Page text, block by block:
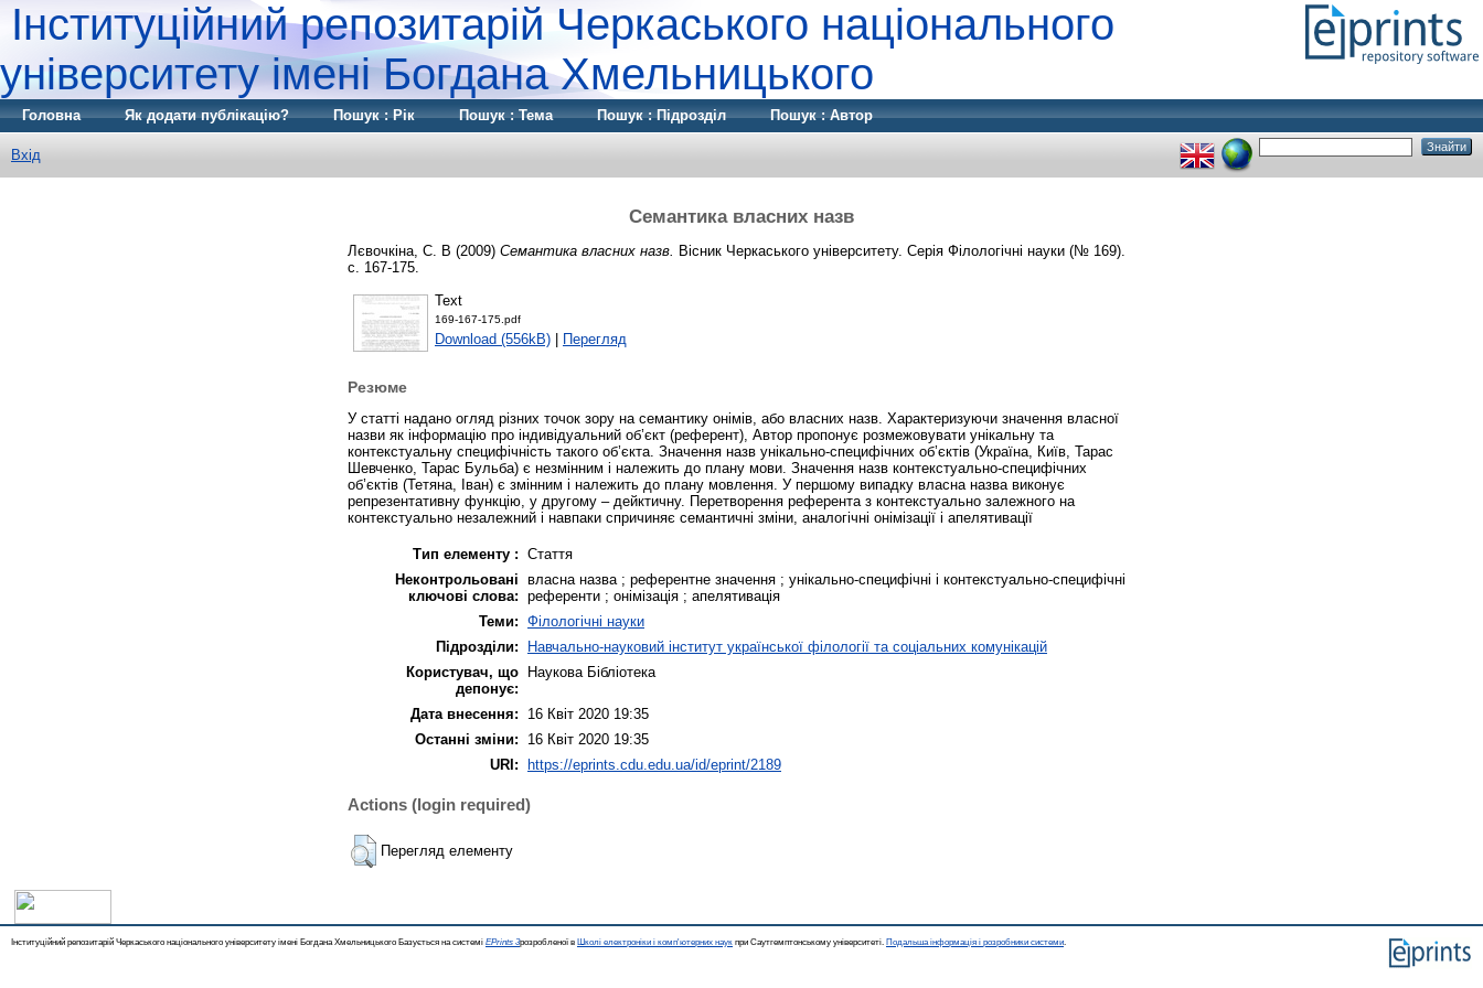
Інституційний репозитарій Черкаського національного
університету імені Богдана Хмельницького
Головна Як додати публікацію? Пошук : Рік Пошук : Тема Пошук : Підрозділ Пошук : Автор
Вхід
Семантика власних назв
Лєвочкіна, С. В (2009) Семантика власних назв. Вісник Черкаського університету. Серія Філологічні науки (№ 169).
с. 167-175.
Text
169-167-175.pdf
Download (556kB) Перегляд
Резюме
У статті надано огляд різних точок зору на семантику онімів, або власних назв. Характеризуючи значення власної
назви як інформацію про індивідуальний об’єкт (референт), Автор пропонує розмежовувати унікальну та
контекстуальну специфічність такого об’єкта. Значення назв унікально-специфічних об’єктів (Україна, Київ, Тарас
Шевченко, Тарас Бульба) є незмінним і належить до плану мови. Значення назв контекстуально-специфічних
об’єктів (Тетяна, Іван) є змінним і належить до плану мовлення. У першому випадку власна назва виконує
репрезентативну функцію, у другому – дейктичну. Перетворення референта з контекстуально залежного на
контекстуально незалежний і навпаки спричиняє семантичні зміни, аналогічні онімізації і апелятивації
Тип елементу : Стаття
Неконтрольовані
ключові слова:
власна назва ; референтне значення ; унікально-специфічні і контекстуально-специфічні
референти ; онімізація ; апелятивація
Теми: Філологічні науки
Підрозділи:
Навчально-науковий інститут української філології та соціальних комунікацій
Користувач, що
депонує:
Наукова Бібліотека
Дата внесення:
16 Квіт 2020 19:35
Останні зміни:
16 Квіт 2020 19:35
URI: https://eprints.cdu.edu.ua/id/eprint/2189
Actions (login required)
Перегляд елементу
Інституційний репозитарій Черкаського національного університету імені Богдана Хмельницького Базується на системі EPrints 3розробленої в Школі електроніки і комп'ютерних наук при Саутгемптонському університеті. Подальша інформація і розробники системи